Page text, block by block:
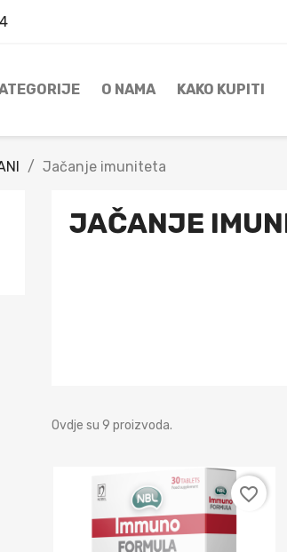
O NAMA KAKO KUPITI
Jačanje imuniteta
JAČANJE
Ovdje su 9 proizvoda.
favorite_border